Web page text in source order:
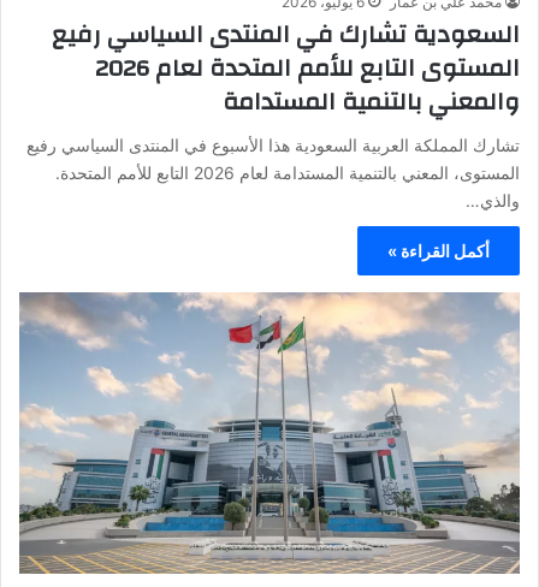
السعودية تشارك في المنتدى السياسي رفيع
المستوى التابع للأمم المتحدة لعام 2026
والمعني بالتنمية المستدامة
تشارك المملكة العربية السعودية هذا الأسبوع في المنتدى السياسي رفيع
المستوى، المعني بالتنمية المستدامة لعام 2026 التابع للأمم المتحدة.
والذي…
أكمل القراءة »